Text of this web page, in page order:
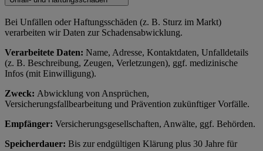
Bei Unfällen oder Haftungsschäden (z. B. Sturz im Markt)
verarbeiten wir Daten zur Schadensabwicklung.
Verarbeitete Daten: Name, Adresse, Kontaktdaten, Unfalldetails
(z. B. Beschreibung, Zeugen, Verletzungen), ggf. medizinische
Infos (mit Einwilligung).
Zweck: Abwicklung von Ansprüchen,
Versicherungsfallbearbeitung und Prävention zukünftiger Vorfälle.
Empfänger: Versicherungsgesellschaften, Anwälte, ggf. Behörden.
Speicherdauer: Bis zur endgültigen Klärung plus 30 Jahre für